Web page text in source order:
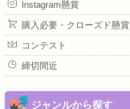
Instagram懸賞
購入必要・クローズド懸賞
コンテスト
締切間近
ジャンルから探す